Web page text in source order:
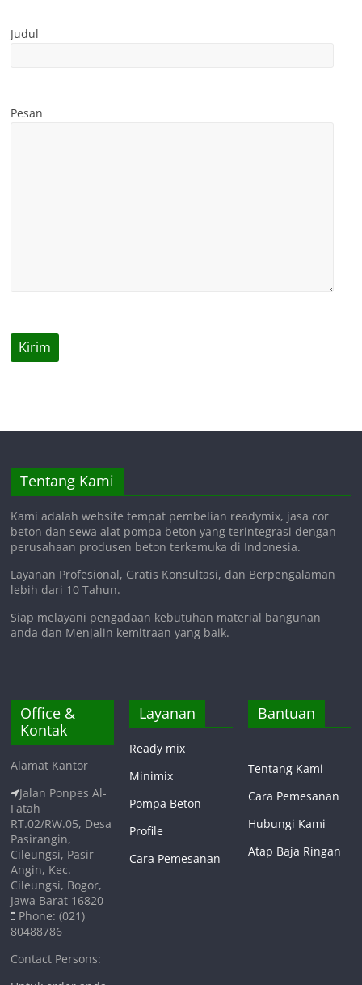
Judul
Pesan
Tentang Kami
Kami adalah website tempat pembelian readymix, jasa cor
beton dan sewa alat pompa beton yang terintegrasi dengan
perusahaan produsen beton terkemuka di Indonesia.
Layanan Profesional, Gratis Konsultasi, dan Berpengalaman
lebih dari 10 Tahun.
Siap melayani pengadaan kebutuhan material bangunan
anda dan Menjalin kemitraan yang baik.
Office &
Kontak
Alamat Kantor
Jalan Ponpes Al-
Fatah
RT.02/RW.05, Desa
Pasirangin,
Cileungsi, Pasir
Angin, Kec.
Cileungsi, Bogor,
Jawa Barat 16820
Phone: (021)
80488786
Contact Persons:
Layanan
Ready mix
Minimix
Pompa Beton
Profile
Cara Pemesanan
Bantuan
Tentang Kami
Cara Pemesanan
Hubungi Kami
Atap Baja Ringan